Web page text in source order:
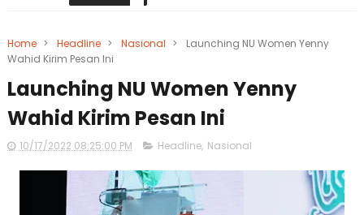
Home > Headline > Nasional >
Launching NU Women Yenny
Wahid Kirim Pesan Ini
Launching NU Women Yenny
Wahid Kirim Pesan Ini
10/17/2022 08:25:00 PM Headline, Nasional